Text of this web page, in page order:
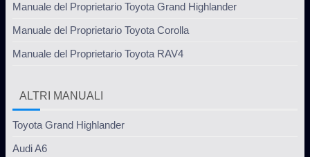
Manuale del Proprietario Toyota Grand Highlander
Manuale del Proprietario Toyota Corolla
Manuale del Proprietario Toyota RAV4
ALTRI MANUALI
Toyota Grand Highlander
Audi A6